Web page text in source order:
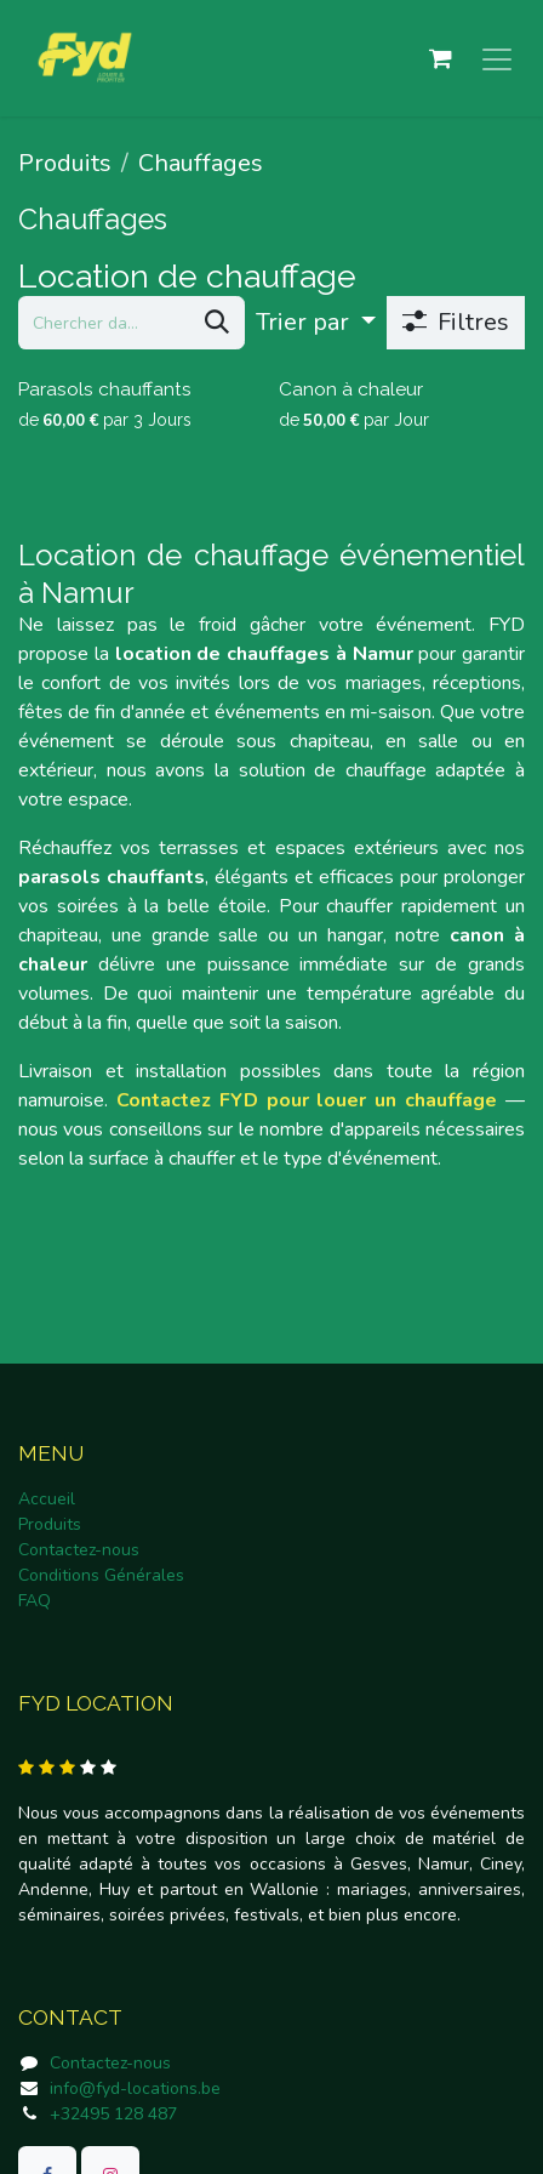
Produits
Chauffages
Chauffages
Location de chauffage
Trier par Filtres
Parasols chauffants
de 60,00 € par 3 Jours
Canon à chaleur
de50,00€ par Jour
Location de chauffage événementiel
à Namur
Ne laissez pas le froid gâcher votre événement. FYD
propose la location de chauffages à Namurpour garantir
le confort de vos invités lors de vos mariages, réceptions,
fêtes de fin d'année et événements en mi-saison. Que votre
événement se déroule sous chapiteau, en salle ou en
extérieur, nous avons la solution de chauffage adaptée à
votre espace.
Réchauffez vos terrasses et espaces extérieurs avec nos
parasols chauffants, élégants et efficaces pour prolonger
vos soirées à la belle étoile. Pour chauffer rapidement un
chapiteau, une grande salle ou un hangar, notre canon à
chaleur délivre une puissance immédiate sur de grands
volumes. De quoi maintenir une température agréable du
début à la fin, quelle que soit la saison.
Livraison et installation possibles dans toute la région
namuroise. Contactez FYD pour louer un chauffage —
nous vous conseillons sur le nombre d'appareils nécessaires
selon la surface à chauffer et le type d'événement.
MENU
Accueil
Produits
Contactez-nous
Conditions Générales
FAQ
FYD LOCATION
Nous vous accompagnons dans la réalisation de vos événements
en mettant à votre disposition un large choix de matériel de
qualité adapté à toutes vos occasions à Gesves, Namur, Ciney,
Andenne, Huy et partout en Wallonie : mariages, anniversaires,
séminaires, soirées privées, festivals, et bien plus encore.
CONTACT
Contactez-nous
info@fyd-locations.be
+32495 128 487